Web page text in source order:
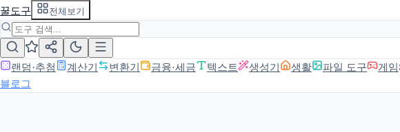
꿀도구 전체보기
랜덤·추첨 계산기 변환기 금융·세금 텍스트 생성기 생활 파일 도구 게임
블로그